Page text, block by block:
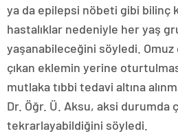
ya da epilepsi nöbeti gibi bilinç
hastalıklar nedeniyle her yaş
yaşanabileceğini söyledi. Omuz
çıkan eklemin yerine
mutlaka tıbbi tedavi altına
Dr. Öğr. Ü. Aksu, aksi durumda
tekrarlayabildiğini söyledi.